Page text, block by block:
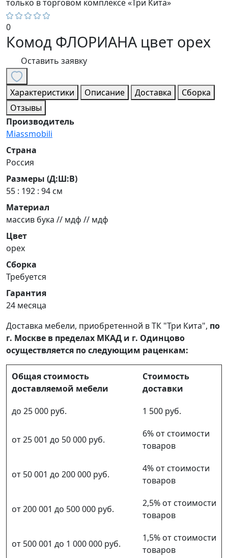
только в торговом комплексе «Три Кита»
0
Комод ФЛОРИАНА цвет орех
Оставить заявку
Характеристики Описание Доставка
Сборка
Отзывы
Производитель
Miassmobili
Страна
Россия
Размеры (Д:Ш:В)
55 : 192 : 94 см
Материал
массив бука // мдф // мдф
Цвет
орех
Сборка
Требуется
Гарантия
24 месяца
Доставка мебели, приобретенной в ТК "Три Кита", по
г. Москве в пределах МКАД и г. Одинцово
осуществляется по следующим раценкам:
Общая стоимость
доставляемой мебели
Стоимость
доставки
до 25 000 руб.
1 500 руб.
от 25 001 до 50 000 руб.
6% от стоимости
товаров
от 50 001 до 200 000 руб.
4% от стоимости
товаров
от 200 001 до 500 000 руб.
2,5% от стоимости
товаров
от 500 001 до 1 000 000 руб.
1,5% от стоимости
товаров